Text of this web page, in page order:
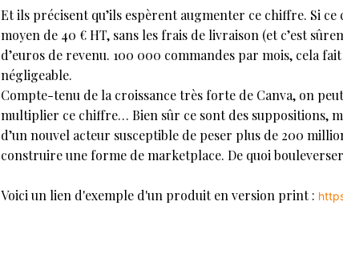
Et ils précisent qu’ils espèrent augmenter ce chiffre. Si
moyen de 40 € HT, sans les frais de livraison (et c’est
d’euros de revenu. 100 000 commandes par mois, cela
négligeable.
Compte-tenu de la croissance très forte de Canva, on
multiplier ce chiffre… Bien sûr ce sont des suppositions,
d’un nouvel acteur susceptible de peser plus de 200
construire une forme de marketplace. De quoi
Voici un lien d'exemple d'un produit en version print :